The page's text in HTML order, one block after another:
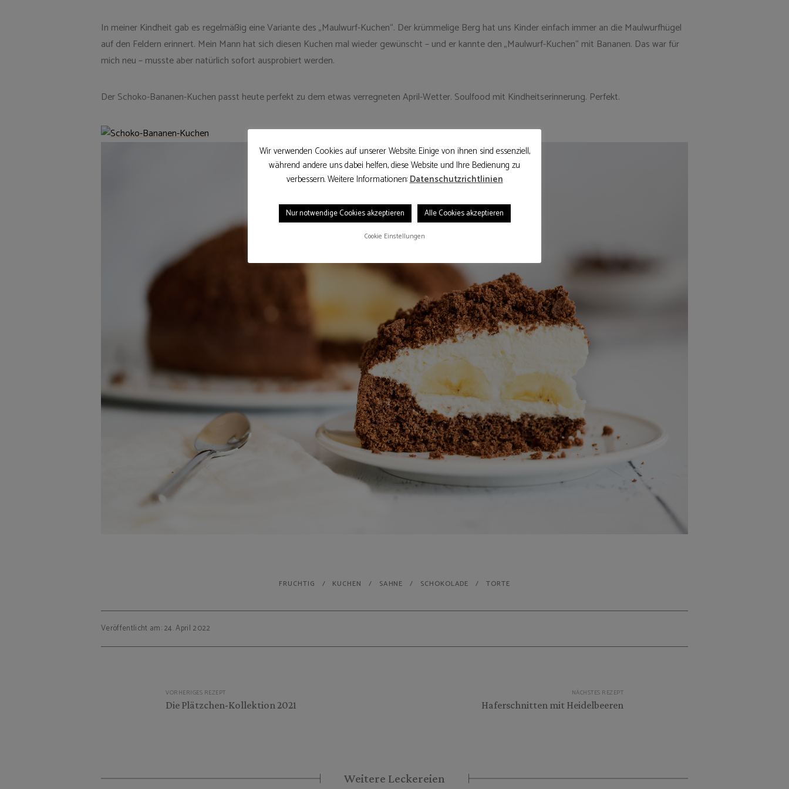
In meiner Kindheit gab es regelmäßig eine Variante des „Maulwurf-Kuchen“. Der krümmelige Berg hat uns Kinder einfach immer an die Maulwurfhügel
auf den Feldern erinnert. Mein Mann hat sich diesen Kuchen mal wieder gewünscht – und er kannte den „Maulwurf-Kuchen“ mit Bananen. Das war für
mich neu – musste aber natürlich sofort ausprobiert werden.
Der Schoko-Bananen-Kuchen passt heute perfekt zu dem etwas verregneten April-Wetter. Soulfood mit Kindheitserinnerung. Perfekt.
FRUCHTIG KUCHEN SAHNE SCHOKOLADE TORTE
Veröffentlicht am: 24. April 2022
VORHERIGES REZEPT
Die Plätzchen-Kollektion 2021
NÄCHSTES REZEPT
Haferschnitten mit Heidelbeeren
Weitere Leckereien
Wir verwenden Cookies auf unserer Website. Einige von ihnen sind essenziell,
während andere uns dabei helfen, diese Website und Ihre Bedienung zu
verbessern. Weitere Informationen:Datenschutzrichtlinien
Nur notwendige Cookies akzeptieren Alle Cookies akzeptieren
Cookie Einstellungen